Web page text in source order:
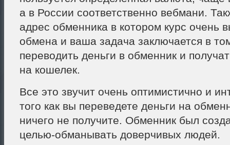
а в России соответственно вебмани.
адрес обменника в котором курс очень
обмена и ваша задача заключается в
переводить деньги в обменник и
на кошелек.
Все это звучит очень оптимистично и
того как вы переведете деньги на
ничего не получите. Обменник был
целью-обманывать доверчивых людей.